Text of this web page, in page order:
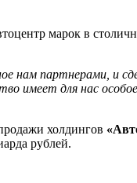
марок в
нам партнерами, и
имеет для нас особое
холдингов
рублей.